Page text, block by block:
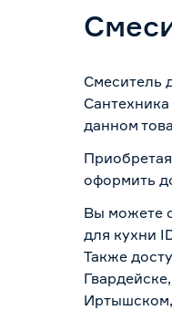
Смеситель
данном
оформить
Вы можете
для кухни
Также